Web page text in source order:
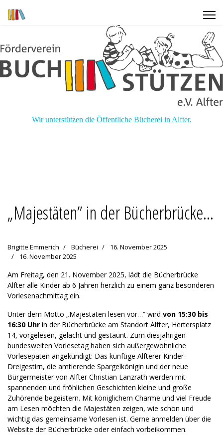
Wir unterstützen die Öffentliche Bücherei in Alfter.
„Majestäten” in der Bücherbrücke...
Brigitte Emmerich Bücherei
16. November 2025
16. November 2025
Am Freitag, den 21. November 2025, lädt die Bücherbrücke
Alfter alle Kinder ab 6 Jahren herzlich zu einem ganz besonderen
Vorlesenachmittag ein.
Unter dem Motto „Majestäten lesen vor…“ wird von 15:30 bis
16:30 Uhr in der Bücherbrücke am Standort Alfter, Hertersplatz
14, vorgelesen, gelacht und gestaunt. Zum diesjährigen
bundesweiten Vorlesetag haben sich außergewöhnliche
Vorlesepaten angekündigt: Das künftige Alfterer Kinder-
Dreigestirn, die amtierende Spargelkönigin und der neue
Bürgermeister von Alfter Christian Lanzrath werden mit
spannenden und fröhlichen Geschichten kleine und große
Zuhörende begeistern. Mit königlichem Charme und viel Freude
am Lesen möchten die Majestäten zeigen, wie schön und
wichtig das gemeinsame Vorlesen ist. Gerne anmelden über die
Website der Bücherbrücke oder einfach vorbeikommen.